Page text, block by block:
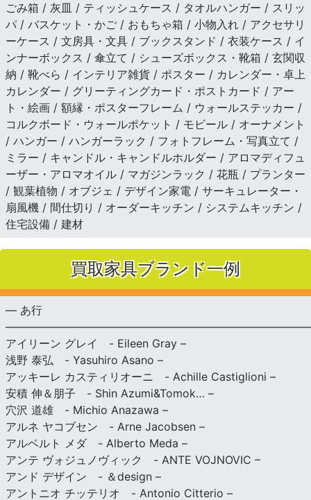
ごみ箱 / 灰皿 / ティッシュケース / タオルハンガー / スリッ
パ / バスケット・かご / おもちゃ箱 / 小物入れ / アクセサリ
ーケース / 文房具・文具 / ブックスタンド / 衣装ケース / イ
ンナーボックス / 傘立て / シューズボックス・靴箱 / 玄関収
納 / 靴べら / インテリア雑貨 / ポスター / カレンダー・卓上
カレンダー / グリーティングカード・ポストカード / アー
ト・絵画 / 額縁・ポスターフレーム / ウォールステッカー /
コルクボード・ウォールポケット / モビール / オーナメント
/ ハンガー / ハンガーラック / フォトフレーム・写真立て /
ミラー / キャンドル・キャンドルホルダー / アロマディフュ
ーザー・アロマオイル / マガジンラック / 花瓶 / プランター
/ 観葉植物 / オブジェ / デザイン家電 / サーキュレーター・
扇風機 / 間仕切り / オーダーキッチン / システムキッチン /
住宅設備 / 建材
買取家具ブランド一例
— あ行
アイリーン グレイ - Eileen Gray –
浅野 泰弘 - Yasuhiro Asano –
アッキーレ カスティリオーニ - Achille Castiglioni –
安積 伸＆朋子 - Shin Azumi&Tomok… –
穴沢 道雄 - Michio Anazawa –
アルネ ヤコブセン - Arne Jacobsen –
アルベルト メダ - Alberto Meda –
アンテ ヴォジュノヴィック - ANTE VOJNOVIC –
アンド デザイン - ＆design –
アントニオ チッテリオ - Antonio Citterio –